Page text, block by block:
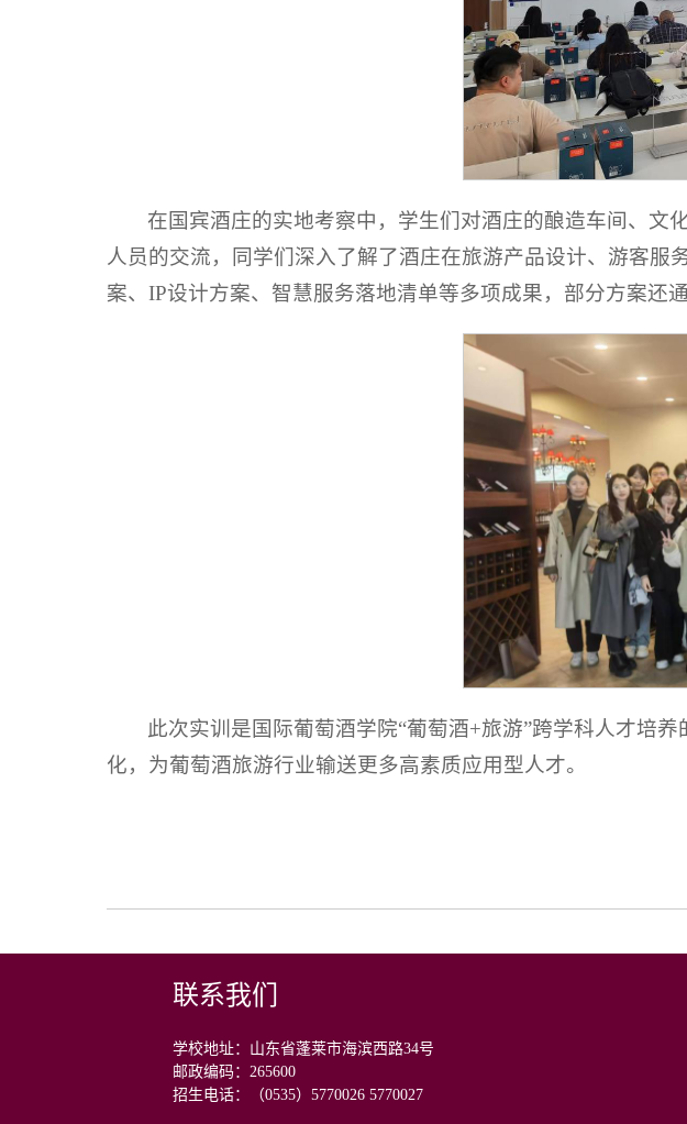
在国宾酒庄的实地考察中，学生们对酒庄的酿造车间、文
人员的交流，同学们深入了解了酒庄在旅游产品设计、游客
案、IP设计方案、智慧服务落地清单等多项成果，部分方案还
此次实训是国际葡萄酒学院“葡萄酒+旅游”跨学科人才培
化，为葡萄酒旅游行业输送更多高素质应用型人才。
联系我们
学校地址：山东省蓬莱市海滨西路34号
邮政编码：265600
招生电话：（0535）5770026 5770027